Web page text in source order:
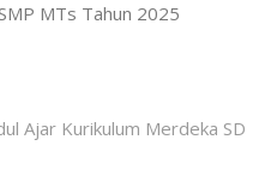
MTs Tahun 2025
Ajar Kurikulum Merdeka SD